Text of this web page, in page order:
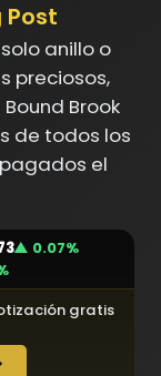
Post
anillo o
preciosos,
Brook
de todos los
el
▲ 0.07%
gratis